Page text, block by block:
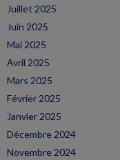
Juillet 2025
Juin 2025
Mai 2025
Avril 2025
Mars 2025
Février 2025
Janvier 2025
Décembre 2024
Novembre 2024